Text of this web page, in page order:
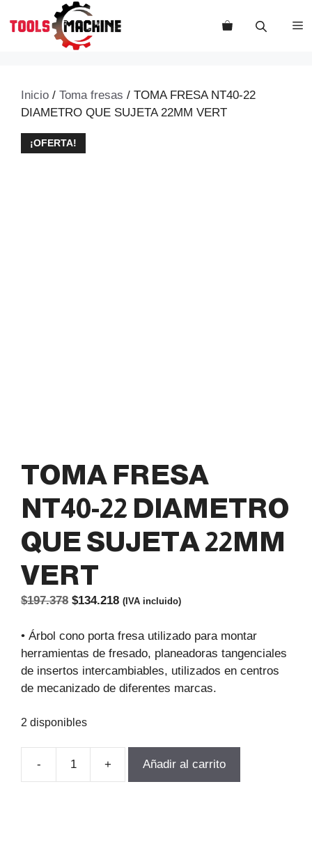
Inicio / Toma fresas / TOMA FRESA NT40-22
DIAMETRO QUE SUJETA 22MM VERT
¡OFERTA!
TOMA FRESA
NT40-22 DIAMETRO
QUE SUJETA 22MM
VERT
$197.378 El
original
era:
$197.378.
$134.218El
actual
es:
$134.218.
(IVA incluido)
• Árbol cono porta fresa utilizado para montar
herramientas de fresado, planeadoras tangenciales
de insertos intercambiables, utilizados en centros
de mecanizado de diferentes marcas.
2 disponibles
-
TOMA
+ Añadir al carrito